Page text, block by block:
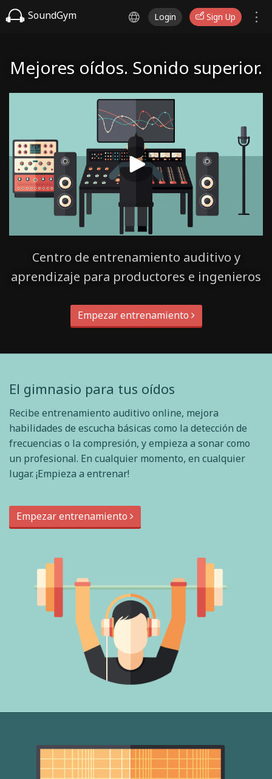
SoundGym Login Sign Up
Mejores oídos. Sonido superior.
Centro de entrenamiento auditivo y
aprendizaje para productores e ingenieros
Empezar entrenamiento
El gimnasio para tus oídos
Recibe entrenamiento auditivo online, mejora
habilidades de escucha básicas como la detección de
frecuencias o la compresión, y empieza a sonar como
un profesional. En cualquier momento, en cualquier
lugar. ¡Empieza a entrenar!
Empezar entrenamiento